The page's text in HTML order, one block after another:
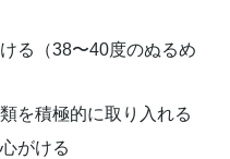
る（38〜40度のぬるめ
を積極的に取り入れる
がける